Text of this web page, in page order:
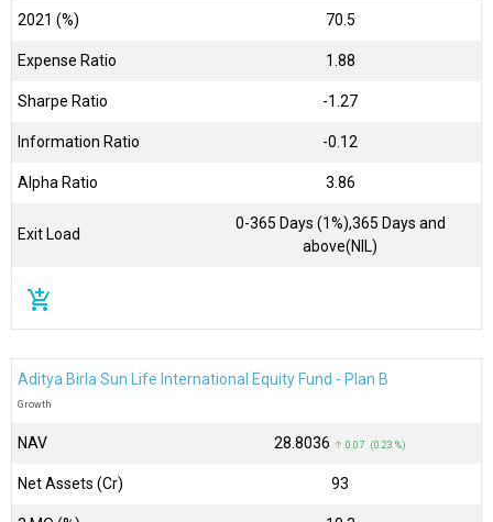
2021 (%) 70.5
Expense Ratio 1.88
Sharpe Ratio -1.27
Information Ratio -0.12
Alpha Ratio 3.86
Exit Load
0-365 Days (1%),365 Days and
above(NIL)
add_shopping_cart
Aditya Birla Sun Life International Equity Fund - Plan B
Growth
NAV ₹28.8036 ↑ 0.07 (0.23 %)
Net Assets (Cr) ₹93